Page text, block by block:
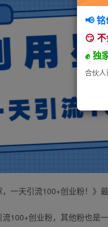
一天引流100+创业粉！》
100+创业粉，其他粉也是
📢 铭
😏
✊ 独
合伙人